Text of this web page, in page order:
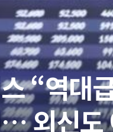
] 이재